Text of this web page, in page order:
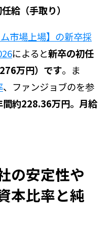
給（手取り）
市場上場】の新卒採
によると新卒の初任
万円）です。ま
、ファンジョブのを参
間約228.36万円。月給
の安定性や
本比率と純